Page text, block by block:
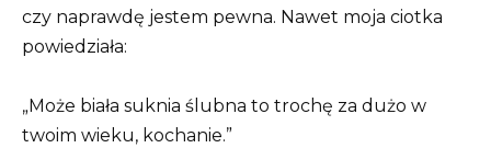
czy naprawdę jestem pewna. Nawet moja ciotka
powiedziała:
„Może biała suknia ślubna to trochę za dużo w
twoim wieku, kochanie.”